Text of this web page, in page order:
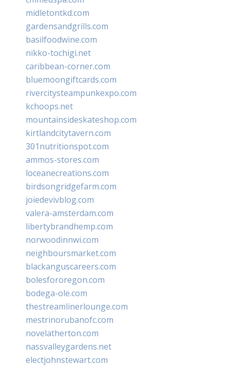
midletontkd.com
gardensandgrills.com
basilfoodwine.com
nikko-tochigi.net
caribbean-corner.com
bluemoongiftcards.com
rivercitysteampunkexpo.com
kchoops.net
mountainsideskateshop.com
kirtlandcitytavern.com
301nutritionspot.com
ammos-stores.com
loceanecreations.com
birdsongridgefarm.com
joiedevivblog.com
valera-amsterdam.com
libertybrandhemp.com
norwoodinnwi.com
neighboursmarket.com
blackanguscareers.com
bolesfororegon.com
bodega-ole.com
thestreamlinerlounge.com
mestrinorubanofc.com
novelatherton.com
nassvalleygardens.net
electjohnstewart.com